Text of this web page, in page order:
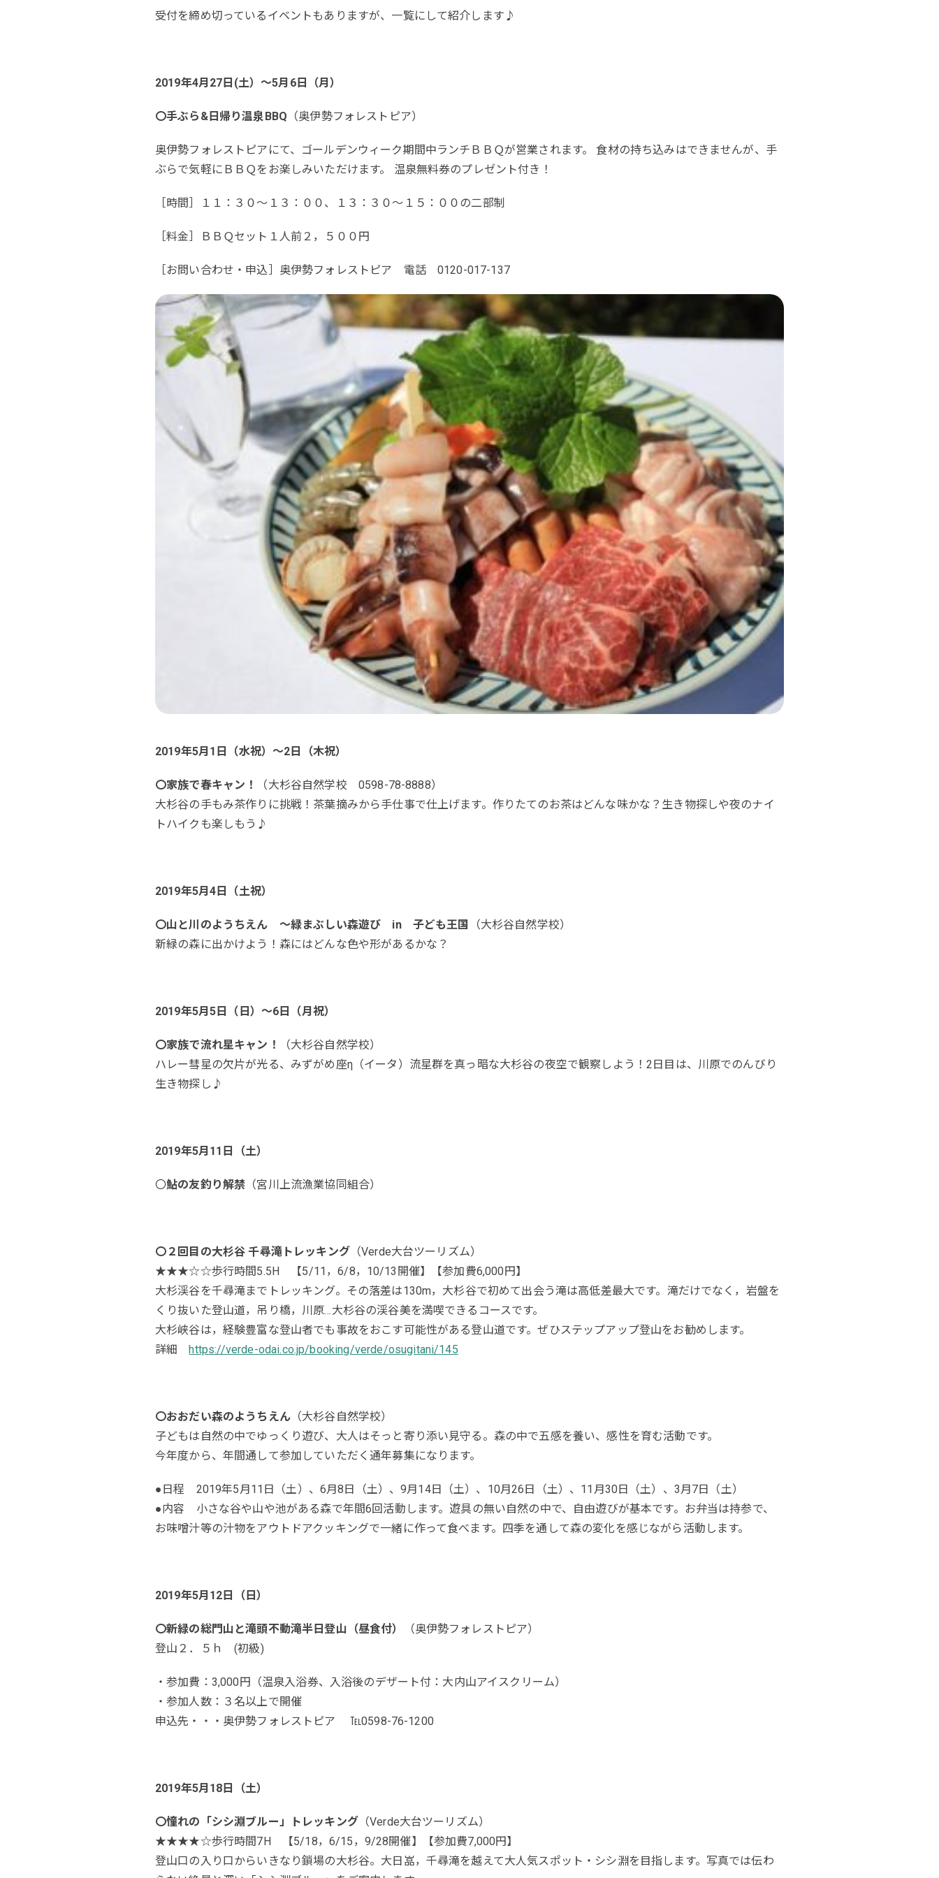
受付を締め切っているイベントもありますが、一覧にして紹介します♪
2019年4月27日(土）～5月6日（月）
〇手ぶら&日帰り温泉BBQ （奥伊勢フォレストピア）
奥伊勢フォレストピアにて、ゴールデンウィーク期間中ランチＢＢＱが営業されます。 食材の持ち込みはできませんが、手
ぶらで気軽にＢＢＱをお楽しみいただけます。 温泉無料券のプレゼント付き！
［時間］１１：３０～１３：００、１３：３０～１５：００の二部制
［料金］ＢＢＱセット１人前２，５００円
［お問い合わせ・申込］奥伊勢フォレストピア 電話 0120-017-137
2019年5月1日（水祝）～2日（木祝）
〇家族で春キャン！
（大杉谷自然学校 0598-78-8888）
大杉谷の手もみ茶作りに挑戦！茶葉摘みから手仕事で仕上げます。作りたてのお茶はどんな味かな？生き物探しや夜のナイ
トハイクも楽しもう♪
2019年5月4日（土祝）
〇山と川のようちえん ～緑まぶしい森遊び in 子ども王国
（大杉谷自然学校）
新緑の森に出かけよう！森にはどんな色や形があるかな？
2019年5月5日（日）～6日（月祝）
〇家族で流れ星キャン！
（大杉谷自然学校）
ハレー彗星の欠片が光る、みずがめ座η（イータ）流星群を真っ暗な大杉谷の夜空で観察しよう！2日目は、川原でのんびり
生き物探し♪
2019年5月11日（土）
〇鮎の友釣り解禁 （宮川上流漁業協同組合）
〇２回目の大杉谷 千尋滝トレッキング（Verde大台ツーリズム）
★★★☆☆歩行時間5.5H 【5/11，6/8，10/13開催】【参加費6,000円】
大杉渓谷を千尋滝までトレッキング。その落差は130m，大杉谷で初めて出会う滝は高低差最大です。滝だけでなく，岩盤を
くり抜いた登山道，吊り橋，川原…大杉谷の渓谷美を満喫できるコースです。
大杉峡谷は，経験豊富な登山者でも事故をおこす可能性がある登山道です。ぜひステップアップ登山をお勧めします。
詳細https://verde-odai.co.jp/booking/verde/osugitani/145
〇おおだい森のようちえん（大杉谷自然学校）
子どもは自然の中でゆっくり遊び、大人はそっと寄り添い見守る。森の中で五感を養い、感性を育む活動です。
今年度から、年間通して参加していただく通年募集になります。
●日程 2019年5月11日（土）、6月8日（土）、9月14日（土）、10月26日（土）、11月30日（土）、3月7日（土）
●内容 小さな谷や山や池がある森で年間6回活動します。遊具の無い自然の中で、自由遊びが基本です。お弁当は持参で、
お味噌汁等の汁物をアウトドアクッキングで一緒に作って食べます。四季を通して森の変化を感じながら活動します。
2019年5月12日（日）
〇新緑の総門山と滝頭不動滝半日登山（昼食付）
（奥伊勢フォレストピア）
登山２．５ｈ (初級)
・参加費：3,000円（温泉入浴券、入浴後のデザート付：大内山アイスクリーム）
・参加人数：３名以上で開催
申込先・・・奥伊勢フォレストピア ℡0598-76-1200
2019年5月18日（土）
〇憧れの「シシ淵ブルー」トレッキング（Verde大台ツーリズム）
★★★★☆歩行時間7H 【5/18，6/15，9/28開催】【参加費7,000円】
登山口の入り口からいきなり鎖場の大杉谷。大日嵓，千尋滝を越えて大人気スポット・シシ淵を目指します。写真では伝わ